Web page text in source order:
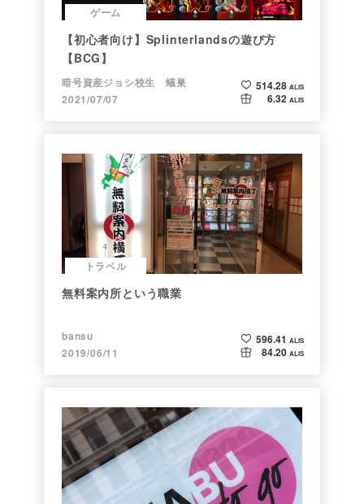
ゲーム
【初心者向け】Splinterlandsの遊び方
【BCG】
暗号資産ジョシ校生 蟻巣
2021/07/07
514.28 ALIS
6.32 ALIS
トラベル
無料案内所という職業
bansu
2019/06/11
596.41 ALIS
84.20 ALIS